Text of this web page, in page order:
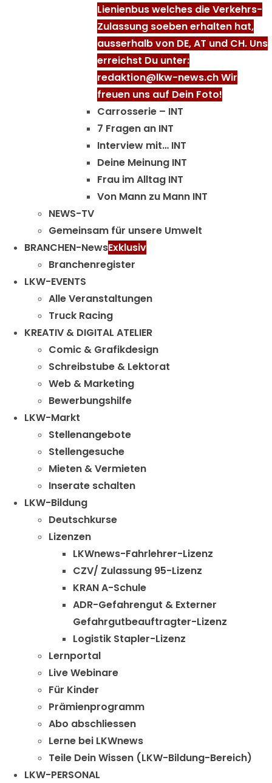
Lienienbus welches die Verkehrs-
Zulassung soeben erhalten hat,
ausserhalb von DE, AT und CH. Uns
erreichst Du unter:
redaktion@lkw-news.ch Wir
freuen uns auf Dein Foto!
Carrosserie – INT
7 Fragen an INT
Interview mit… INT
Deine Meinung INT
Frau im Alltag INT
Von Mann zu Mann INT
NEWS-TV
Gemeinsam für unsere Umwelt
BRANCHEN-NewsExklusiv
Branchenregister
LKW-EVENTS
Alle Veranstaltungen
Truck Racing
KREATIV & DIGITAL ATELIER
Comic & Grafikdesign
Schreibstube & Lektorat
Web & Marketing
Bewerbungshilfe
LKW-Markt
Stellenangebote
Stellengesuche
Mieten & Vermieten
Inserate schalten
LKW-Bildung
Deutschkurse
Lizenzen
LKWnews-Fahrlehrer-Lizenz
CZV/ Zulassung 95-Lizenz
KRAN A-Schule
ADR-Gefahrengut & Externer
Gefahrgutbeauftragter-Lizenz
Logistik Stapler-Lizenz
Lernportal
Live Webinare
Für Kinder
Prämienprogramm
Abo abschliessen
Lerne bei LKWnews
Teile Dein Wissen (LKW-Bildung-Bereich)
LKW-PERSONAL